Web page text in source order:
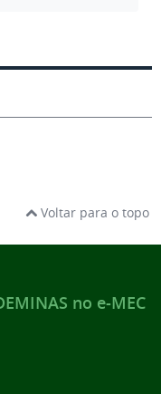
Voltar para o topo
no e-MEC